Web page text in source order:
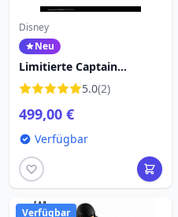
Disney
Neu
Limitierte Captain
Crochet -Edition – Disney-
Fariboles
5.0(2)
499,00 €
Verfügbar
Verfügbar